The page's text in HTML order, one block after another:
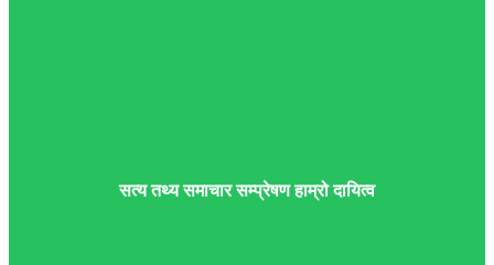
सत्य तथ्य समाचार सम्प्रेषण हाम्रो दायित्व